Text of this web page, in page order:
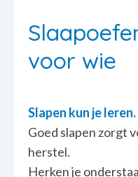
voor wie
Slapen kun je leren.
Goed slapen zorgt
herstel.
Herken je